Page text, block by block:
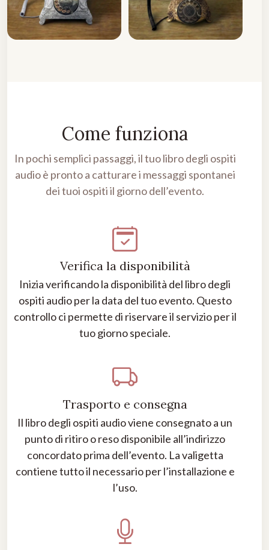
Come funziona
In pochi semplici passaggi, il tuo libro degli ospiti
audio è pronto a catturare i messaggi spontanei
dei tuoi ospiti il giorno dell’evento.
Verifica la disponibilità
Inizia verificando la disponibilità del libro degli
ospiti audio per la data del tuo evento. Questo
controllo ci permette di riservare il servizio per il
tuo giorno speciale.
Trasporto e consegna
Il libro degli ospiti audio viene consegnato a un
punto di ritiro o reso disponibile all’indirizzo
concordato prima dell’evento. La valigetta
contiene tutto il necessario per l’installazione e
l’uso.